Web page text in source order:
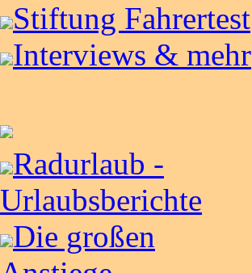
Stiftung Fahrertest
Interviews & mehr
Radurlaub -
Urlaubsberichte
Die großen